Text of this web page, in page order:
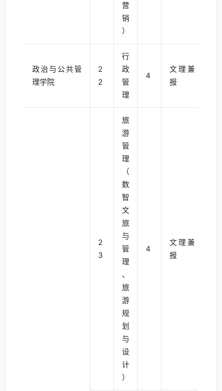
营
销
）
政治与公共管
理学院
2
2
行
政
管
理
4
文理兼
报
2
3
旅
游
管
理
（
数
智
文
旅
与
管
理
、
旅
游
规
划
与
设
计
）
4
文理兼
报